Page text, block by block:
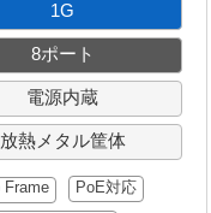
1G
8ポート
電源内蔵
放熱メタル筐体
Frame
PoE対応